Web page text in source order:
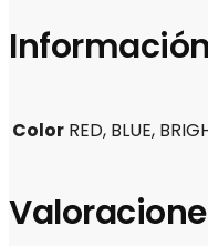
Color RED, BLUE,